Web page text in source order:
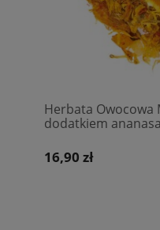
Herbata Owocowa
dodatkiem
16,90 zł